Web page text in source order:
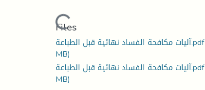
Loading...
Files
آليات مكافحة الفساد نهائية قبل الطباعة.pdf
MB)
آليات مكافحة الفساد نهائية قبل الطباعة.pdf
MB)